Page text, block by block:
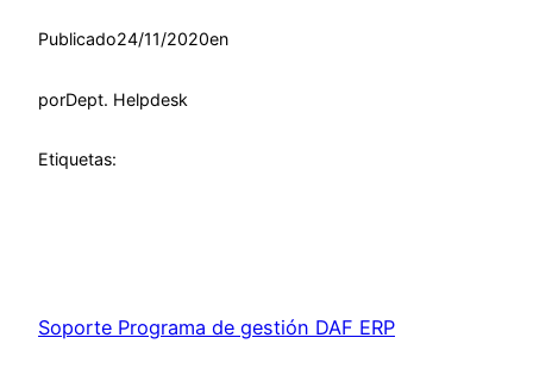
Publicado24/11/2020en
porDept. Helpdesk
Etiquetas:
Soporte Programa de gestión DAF ERP